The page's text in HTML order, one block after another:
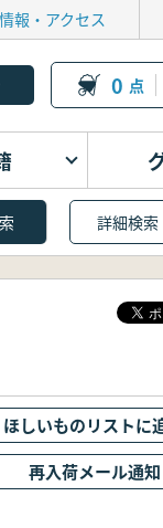
報・アクセス
0 点
詳細検索
ほしいものリストに
再入荷メール通知